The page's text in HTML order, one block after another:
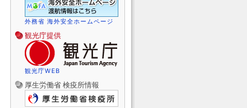
外務省 海外安全ホームページ
観光庁提供
観光庁WEB
厚生労働省 検疫所情報